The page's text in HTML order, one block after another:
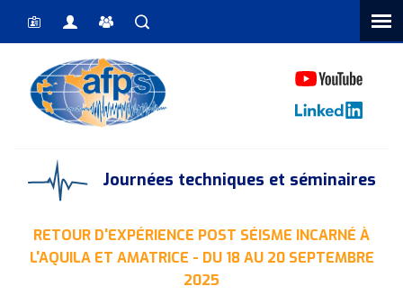
Vous êtes iciJournées techniques et séminaires
RETOUR D'EXPÉRIENCE POST SÉISME INCARNÉ À
L'AQUILA ET AMATRICE - DU 18 AU 20 SEPTEMBRE
2025